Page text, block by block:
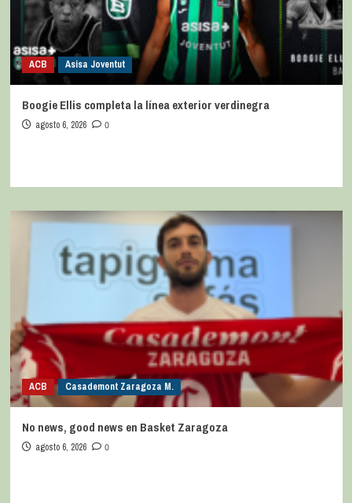
ACB Asisa Joventut
Boogie Ellis completa la línea exterior verdinegra
agosto 6, 2026 0
ACB Casademont Zaragoza M.
No news, good news en Basket Zaragoza
agosto 6, 2026 0